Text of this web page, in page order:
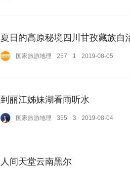
夏日的高原秘境四川甘孜藏族自
国家旅游地理 257 1 2019-08-05
到丽江姊妹湖看雨听水
国家旅游地理 355 3 2019-08-04
人间天堂云南黑尔